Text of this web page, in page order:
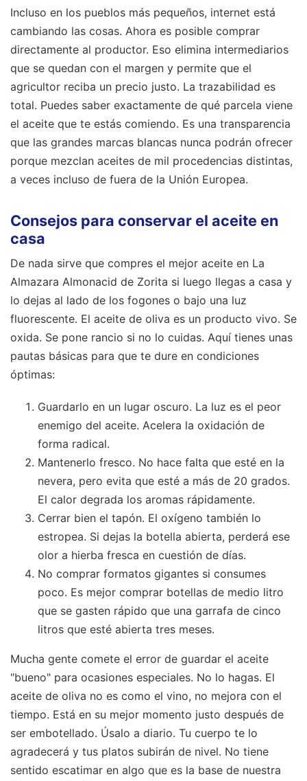
Incluso en los pueblos más pequeños, internet está
cambiando las cosas. Ahora es posible comprar
directamente al productor. Eso elimina intermediarios
que se quedan con el margen y permite que el
agricultor reciba un precio justo. La trazabilidad es
total. Puedes saber exactamente de qué parcela viene
el aceite que te estás comiendo. Es una transparencia
que las grandes marcas blancas nunca podrán ofrecer
porque mezclan aceites de mil procedencias distintas,
a veces incluso de fuera de la Unión Europea.
Consejos para conservar el aceite en
casa
De nada sirve que compres el mejor aceite en La
Almazara Almonacid de Zorita si luego llegas a casa y
lo dejas al lado de los fogones o bajo una luz
fluorescente. El aceite de oliva es un producto vivo. Se
oxida. Se pone rancio si no lo cuidas. Aquí tienes unas
pautas básicas para que te dure en condiciones
óptimas:
Guardarlo en un lugar oscuro. La luz es el peor
enemigo del aceite. Acelera la oxidación de
forma radical.
Mantenerlo fresco. No hace falta que esté en la
nevera, pero evita que esté a más de 20 grados.
El calor degrada los aromas rápidamente.
Cerrar bien el tapón. El oxígeno también lo
estropea. Si dejas la botella abierta, perderá ese
olor a hierba fresca en cuestión de días.
No comprar formatos gigantes si consumes
poco. Es mejor comprar botellas de medio litro
que se gasten rápido que una garrafa de cinco
litros que esté abierta tres meses.
Mucha gente comete el error de guardar el aceite
"bueno" para ocasiones especiales. No lo hagas. El
aceite de oliva no es como el vino, no mejora con el
tiempo. Está en su mejor momento justo después de
ser embotellado. Úsalo a diario. Tu cuerpo te lo
agradecerá y tus platos subirán de nivel. No tiene
sentido escatimar en algo que es la base de nuestra